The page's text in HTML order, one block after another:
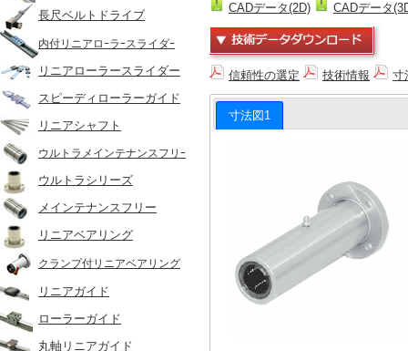
長尺ベルトドライブ
内付リニアロｰラｰスライダｰ
リニアローラースライダー
スピーディローラーガイド
リニアシャフト
ウルトラメインテナンスフリｰ
ウルトラシリーズ
メインテナンスフリー
リニアベアリング
クランプ付リニアベアリング
リニアガイド
ローラーガイド
丸軸リニアガイド
CADデータ(2D) CADデータ
信頼性の選定 技術情報 寸
寸法図1